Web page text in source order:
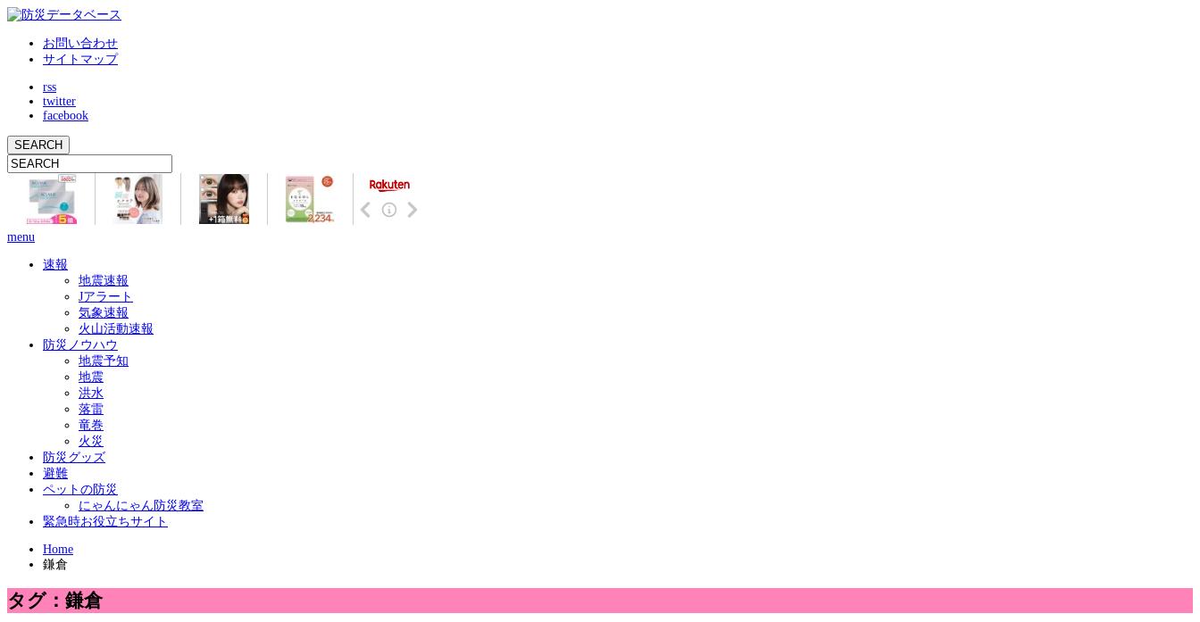
お問い合わせ
サイトマップ
rss
twitter
facebook
menu
速報
地震速報
Jアラート
気象速報
火山活動速報
防災ノウハウ
地震予知
地震
洪水
落雷
竜巻
火災
防災グッズ
避難
ペットの防災
にゃんにゃん防災教室
緊急時お役立ちサイト
Home
鎌倉
タグ：鎌倉